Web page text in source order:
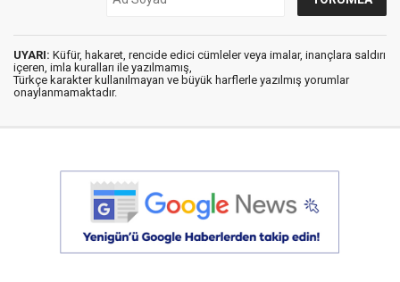
UYARI: Küfür, hakaret, rencide edici cümleler veya imalar, inançlara saldırı
içeren, imla kuralları ile yazılmamış,
Türkçe karakter kullanılmayan ve büyük harflerle yazılmış yorumlar
onaylanmamaktadır.